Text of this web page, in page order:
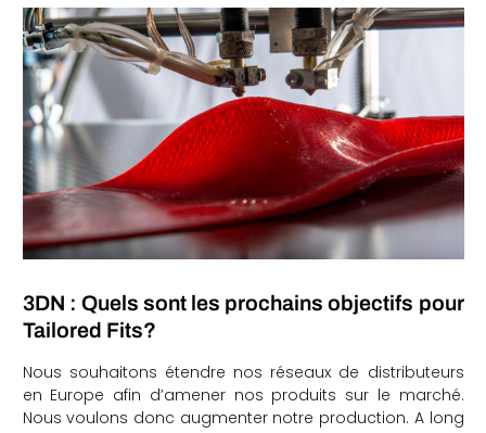
3DN : Quels sont les prochains objectifs pour
Tailored Fits?
Nous souhaitons étendre nos réseaux de distributeurs
en Europe afin d’amener nos produits sur le marché.
Nous voulons donc augmenter notre production. A long